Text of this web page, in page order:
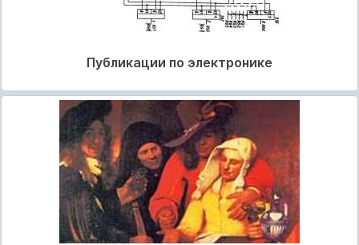
Публикации по электронике